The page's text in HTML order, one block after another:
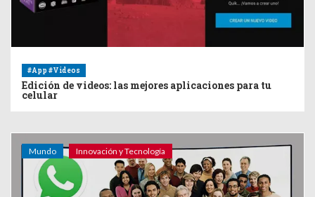
#App #Videos
Edición de videos: las mejores aplicaciones para tu
celular
Mundo Innovación y Tecnología